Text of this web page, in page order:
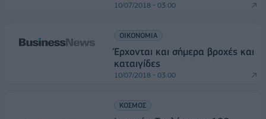
10/07/2018 - 03:00
ΟΙΚΟΝΟΜΙΑ
Έρχονται και σήμερα βροχές και
καταιγίδες
10/07/2018 - 03:00
ΚΟΣΜΟΣ